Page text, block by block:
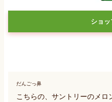
ショ
だんごっ鼻
こちらの、サントリーのメ